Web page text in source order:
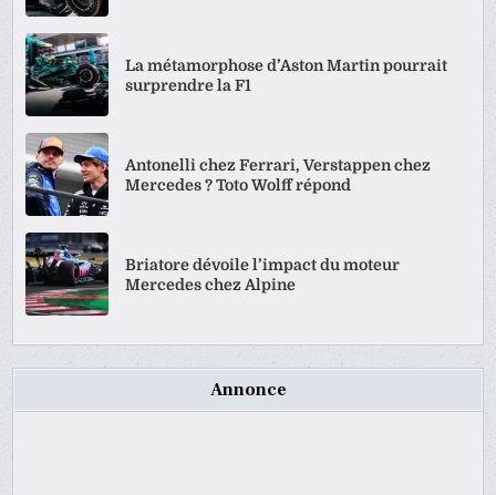
La métamorphose d’Aston Martin pourrait
surprendre la F1
Antonelli chez Ferrari, Verstappen chez
Mercedes ? Toto Wolff répond
Briatore dévoile l’impact du moteur
Mercedes chez Alpine
Annonce